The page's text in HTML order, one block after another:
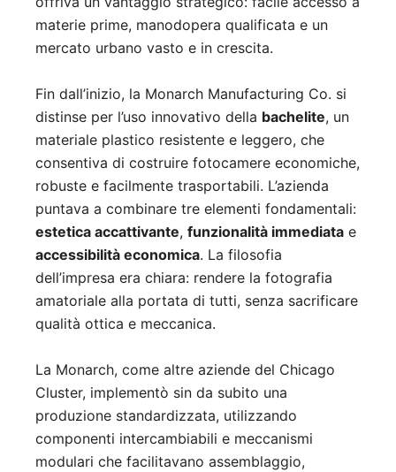
materie prime, manodopera qualificata e un
mercato urbano vasto e in crescita.
Fin dall’inizio, la Monarch Manufacturing Co. si
distinse per l’uso innovativo della bachelite, un
materiale plastico resistente e leggero, che
consentiva di costruire fotocamere economiche,
robuste e facilmente trasportabili. L’azienda
puntava a combinare tre elementi fondamentali:
estetica accattivante, funzionalità immediata e
accessibilità economica. La filosofia
dell’impresa era chiara: rendere la fotografia
amatoriale alla portata di tutti, senza sacrificare
qualità ottica e meccanica.
La Monarch, come altre aziende del Chicago
Cluster, implementò sin da subito una
produzione standardizzata, utilizzando
componenti intercambiabili e meccanismi
modulari che facilitavano assemblaggio,